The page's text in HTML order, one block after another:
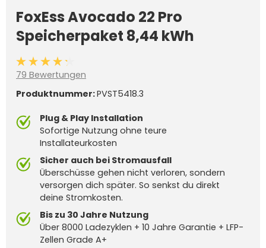
FoxEss Avocado 22 Pro
Speicherpaket 8,44 kWh
Durchschnittliche Bewertung von 4.3 von 5 Sternen
79 Bewertungen
Produktnummer:PVST5418.3
Plug & Play Installation
Sofortige Nutzung ohne teure
Installateurkosten
Sicher auch bei Stromausfall
Überschüsse gehen nicht verloren, sondern
versorgen dich später. So senkst du direkt
deine Stromkosten.
Bis zu 30 Jahre Nutzung
Über 8000 Ladezyklen + 10 Jahre Garantie + LFP-
Zellen Grade A+